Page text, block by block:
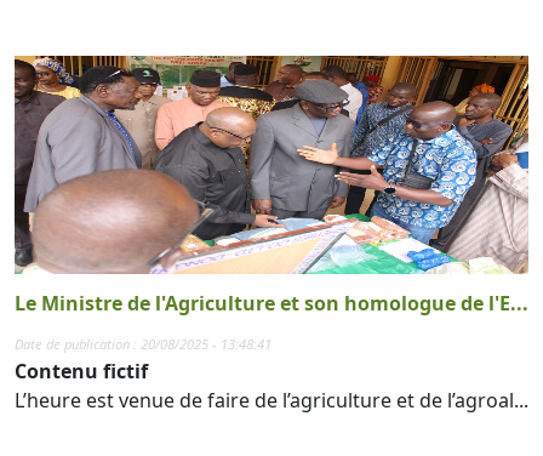
Le Ministre de l'Agriculture et son homologue de l'E...
Date de publication : 20/08/2025 - 13:48:41
Contenu fictif
L’heure est venue de faire de l’agriculture et de l’agroal...